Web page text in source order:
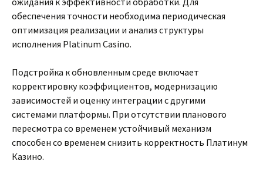
обеспечения точности необходима периодическая
оптимизация реализации и анализ структуры
исполнения Platinum Casino.
Подстройка к обновленным среде включает
корректировку коэффициентов, модернизацию
зависимостей и оценку интеграции с другими
системами платформы. При отсутствии планового
пересмотра со временем устойчивый механизм
способен со временем снизить корректность Платинум
Казино.